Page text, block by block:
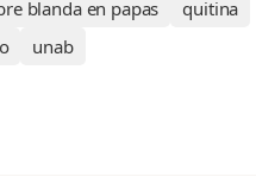
blanda en papas
quitina
unab